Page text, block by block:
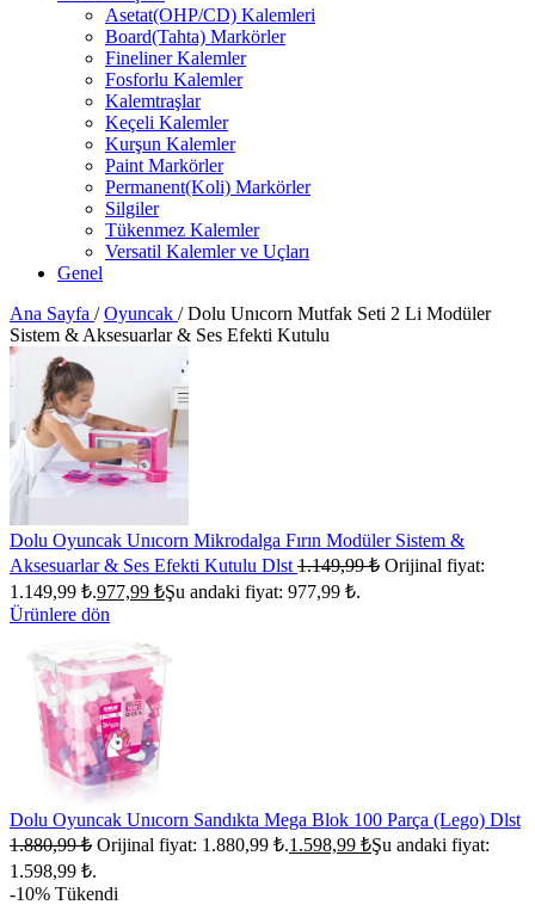
Asetat(OHP/CD) Kalemleri
Board(Tahta) Markörler
Fineliner Kalemler
Fosforlu Kalemler
Kalemtraşlar
Keçeli Kalemler
Kurşun Kalemler
Paint Markörler
Permanent(Koli) Markörler
Silgiler
Tükenmez Kalemler
Versatil Kalemler ve Uçları
Genel
Ana Sayfa / Oyuncak / Dolu Unıcorn Mutfak Seti 2 Li Modüler
Sistem & Aksesuarlar & Ses Efekti Kutulu
Dolu Oyuncak Unıcorn Mikrodalga Fırın Modüler Sistem &
Aksesuarlar & Ses Efekti Kutulu Dlst 1.149,99₺ Orijinal fiyat:
1.149,99 ₺.977,99 ₺Şu andaki fiyat: 977,99 ₺.
Ürünlere dön
Dolu Oyuncak Unıcorn Sandıkta Mega Blok 100 Parça (Lego) Dlst
1.880,99₺ Orijinal fiyat: 1.880,99 ₺.1.598,99 ₺Şu andaki fiyat:
1.598,99 ₺.
-10% Tükendi